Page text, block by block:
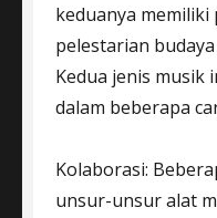
keduanya
pelestarian
Kedua jenis musik
dalam beberapa
Kolaborasi:
unsur-unsur alat